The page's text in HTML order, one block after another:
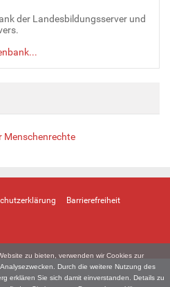
zu bieten, verwenden wir Cookies zur
Durch die weitere Nutzung des
erklären Sie sich damit einverstanden. Details zu
der Landesbildungsserver und
Menschenrechte
Barrierefreiheit